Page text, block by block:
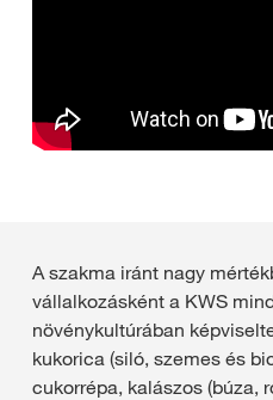
A szakma iránt nagy
vállalkozásként a KWS
növénykultúrában
kukorica (siló, szemes és
cukorrépa, kalászos (búza,